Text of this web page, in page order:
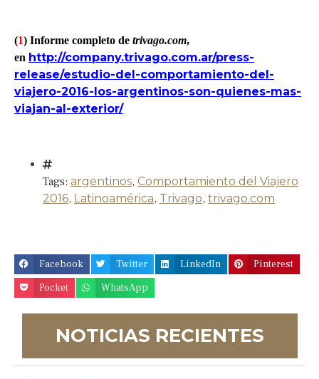
(1) Informe completo de trivago.com,
en http://company.trivago.com.ar/press-
release/estudio-del-comportamiento-del-
viajero-2016-los-argentinos-son-quienes-mas-
viajan-al-exterior/
Tags: argentinos, Comportamiento del Viajero
2016, Latinoamérica, Trivago, trivago.com
Facebook Twitter LinkedIn
Pinterest
Pocket
WhatsApp
NOTICIAS RECIENTES